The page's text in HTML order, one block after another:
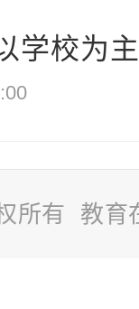
学校为主
所有 教育